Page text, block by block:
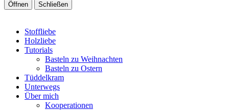
Öffnen Schließen
Stoffliebe
Holzliebe
Tutorials
Basteln zu Weihnachten
Basteln zu Ostern
Tüddelkram
Unterwegs
Über mich
Kooperationen